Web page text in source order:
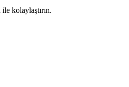
kolaylaştırın.